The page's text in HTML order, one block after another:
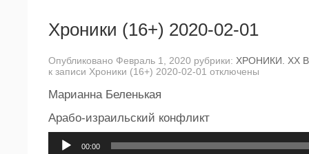
Хроники (16+) 2020-02-01
Опубликовано Февраль 1, 2020 рубрики: ХРОНИКИ. ХХ
к записи Хроники (16+) 2020-02-01 отключены
Марианна Беленькая
Арабо-израильский конфликт
00:00